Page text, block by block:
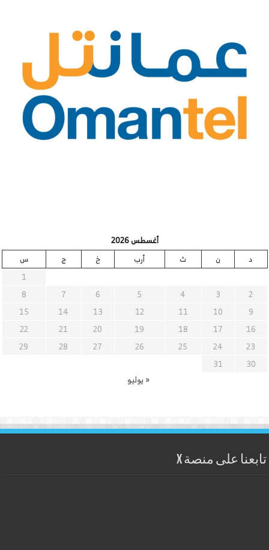
أغسطس 2026
د
ن ث أرب خ ج
س
1
2
3
4
5
6
7
8
9
10
11
12
13
14
15
16
17
18
19
20
21
22
23
24
25
26
27
28
29
30
31
« يوليو
تابعنا على منصة X